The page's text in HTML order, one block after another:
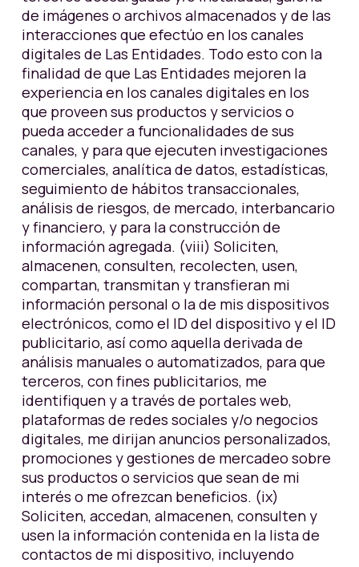
de imágenes o archivos almacenados y de las
interacciones que efectúo en los canales
digitales de Las Entidades. Todo esto con la
finalidad de que Las Entidades mejoren la
experiencia en los canales digitales en los
que proveen sus productos y servicios o
pueda acceder a funcionalidades de sus
canales, y para que ejecuten investigaciones
comerciales, analítica de datos, estadísticas,
seguimiento de hábitos transaccionales,
análisis de riesgos, de mercado, interbancario
y financiero, y para la construcción de
información agregada. (viii) Soliciten,
almacenen, consulten, recolecten, usen,
compartan, transmitan y transfieran mi
información personal o la de mis dispositivos
electrónicos, como el ID del dispositivo y el ID
publicitario, así como aquella derivada de
análisis manuales o automatizados, para que
terceros, con fines publicitarios, me
identifiquen y a través de portales web,
plataformas de redes sociales y/o negocios
digitales, me dirijan anuncios personalizados,
promociones y gestiones de mercadeo sobre
sus productos o servicios que sean de mi
interés o me ofrezcan beneficios. (ix)
Soliciten, accedan, almacenen, consulten y
usen la información contenida en la lista de
contactos de mi dispositivo, incluyendo